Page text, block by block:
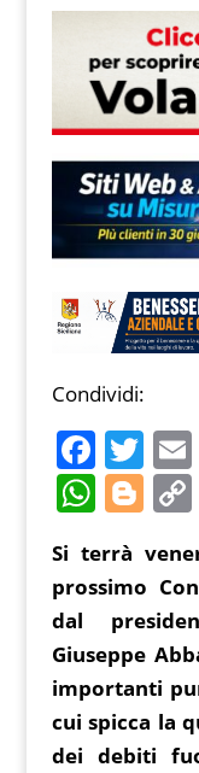
Condividi:
F
a
c
e
b
o
o
k
T
w
itt
er
W
at
s
A
p
p
Bl
g
g
er
Si terrà
prossimo
dal
Giuseppe
importanti
cui spicca la
dei debiti